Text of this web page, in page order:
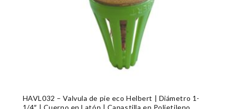
HAVL032 – Valvula de pie eco Helbert | Diámetro 1-